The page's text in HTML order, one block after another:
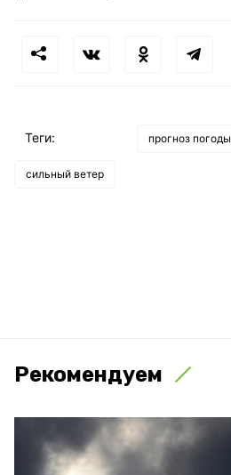
Теги: прогноз погоды
сильный ветер
Рекомендуем